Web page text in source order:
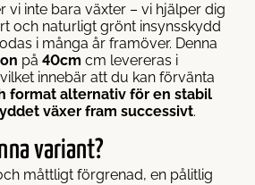
vi inte bara växter – vi hjälper dig
och naturligt grönt insynsskydd
i många år framöver. Denna
på 40cm cm levereras i
innebär att du kan förvänta
format alternativ för en stabil
växer fram successivt.
variant?
måttligt förgrenad, en pålitlig